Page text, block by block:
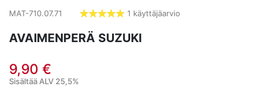
MAT-710.07.71
tähdet
1 käyttäjäarvio
AVAIMENPERÄ SUZUKI
9,90 €
Sisältää ALV 25,5%